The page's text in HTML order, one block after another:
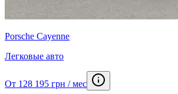
Porsche Cayenne
Легковые авто
От 128 195 грн / мес